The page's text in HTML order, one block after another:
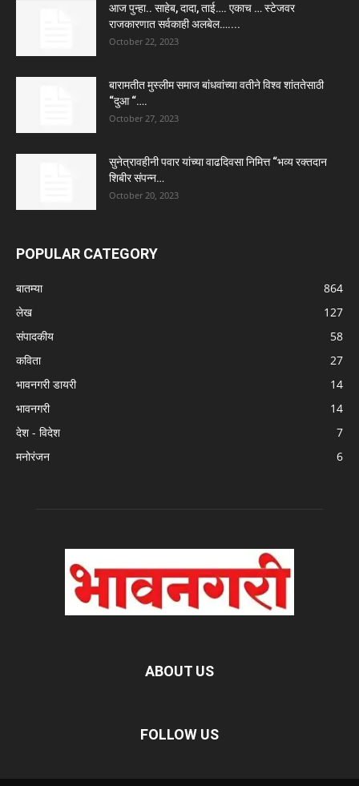
आज पुन्हा.. साहेब, दादा, ताई…. एकाच … स्टेजवर
राजकारणात सर्वकाही अलबेल…....
October 22, 2023
बारामतीत मुस्लीम समाज बांधवांच्या वतीने विश्व शांततेसाठी
“दुआ “….
October 27, 2023
सुनेत्रावहीनी पवार यांच्या वाढदिवसा निमित्त “भव्य रक्तदान
शिबीर संपन्न…
October 20, 2023
POPULAR CATEGORY
बातम्या
864
लेख
127
संपादकीय
58
कविता
27
भावनगरी डायरी
14
भावनगरी
14
देश - विदेश
7
मनोरंजन
6
ABOUT US
FOLLOW US